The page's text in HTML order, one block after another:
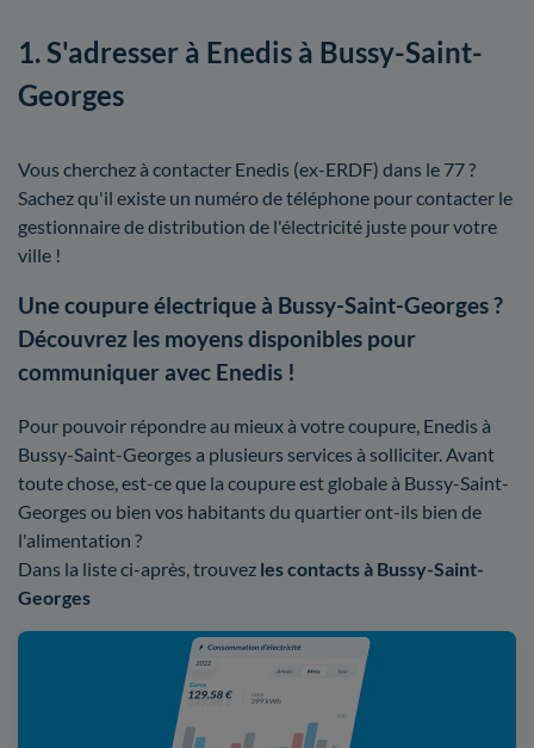
1. S'adresser à Enedis à Bussy-Saint-
Georges
Vous cherchez à contacter Enedis (ex-ERDF) dans le 77 ?
Sachez qu'il existe un numéro de téléphone pour contacter le
gestionnaire de distribution de l'électricité juste pour votre
ville !
Une coupure électrique à Bussy-Saint-Georges ?
Découvrez les moyens disponibles pour
communiquer avec Enedis !
Pour pouvoir répondre au mieux à votre coupure, Enedis à
Bussy-Saint-Georges a plusieurs services à solliciter. Avant
toute chose, est-ce que la coupure est globale à Bussy-Saint-
Georges ou bien vos habitants du quartier ont-ils bien de
l'alimentation ?
Dans la liste ci-après, trouvez les contacts à Bussy-Saint-
Georges